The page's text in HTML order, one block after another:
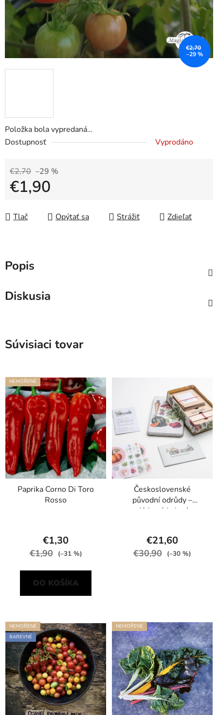
Položka bola vypredaná…
Dostupnosť
Vyprodáno
€2,70 –29 %
€1,90
Tlač
Opýtať sa Strážiť Zdieľať
€2,70
–29 %
Popis
Diskusia
Súvisiaci tovar
NEMOŘENÉ
Paprika Corno Di Toro
Rosso
€1,30
€1,90 (–31 %)
DO KOŠÍKA
Československé
původní odrůdy –
dárkové balení
€21,60
€30,90 (–30 %)
NEMOŘENÉ
BAREVNÉ
NEMOŘENÉ